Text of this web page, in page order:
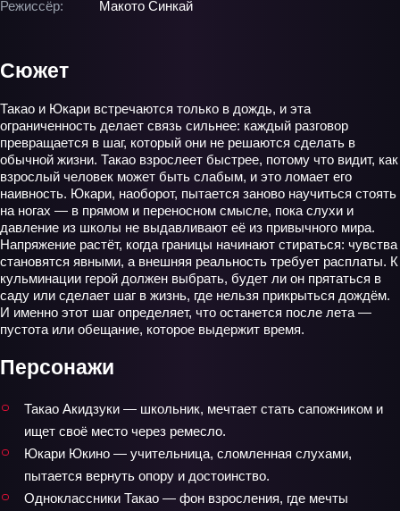
Режиссёр: Макото Синкай
Сюжет
Такао и Юкари встречаются только в дождь, и эта
ограниченность делает связь сильнее: каждый разговор
превращается в шаг, который они не решаются сделать в
обычной жизни. Такао взрослеет быстрее, потому что видит, как
взрослый человек может быть слабым, и это ломает его
наивность. Юкари, наоборот, пытается заново научиться стоять
на ногах — в прямом и переносном смысле, пока слухи и
давление из школы не выдавливают её из привычного мира.
Напряжение растёт, когда границы начинают стираться: чувства
становятся явными, а внешняя реальность требует расплаты. К
кульминации герой должен выбрать, будет ли он прятаться в
саду или сделает шаг в жизнь, где нельзя прикрыться дождём.
И именно этот шаг определяет, что останется после лета —
пустота или обещание, которое выдержит время.
Персонажи
Такао Акидзуки — школьник, мечтает стать сапожником и
ищет своё место через ремесло.
Юкари Юкино — учительница, сломленная слухами,
пытается вернуть опору и достоинство.
Одноклассники Такао — фон взросления, где мечты